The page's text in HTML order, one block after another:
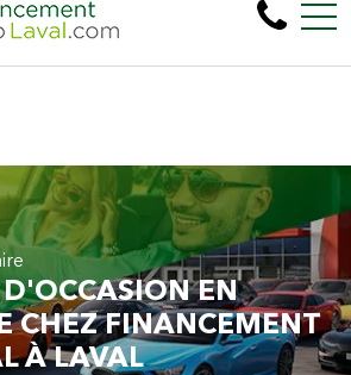
600 véhicules! 100% Approuvé Prêt
Laval, QC, CA H7N 2L6
EN
EN
CHEZ FINANCEMENT
À LAVAL